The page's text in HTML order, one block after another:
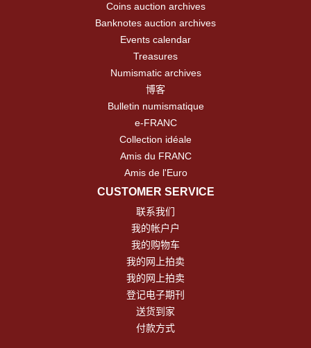
Coins auction archives
Banknotes auction archives
Events calendar
Treasures
Numismatic archives
博客
Bulletin numismatique
e-FRANC
Collection idéale
Amis du FRANC
Amis de l'Euro
CUSTOMER SERVICE
联系我们
我的帐户户
我的购物车
我的网上拍卖
我的网上拍卖
登记电子期刊
送货到家
付款方式